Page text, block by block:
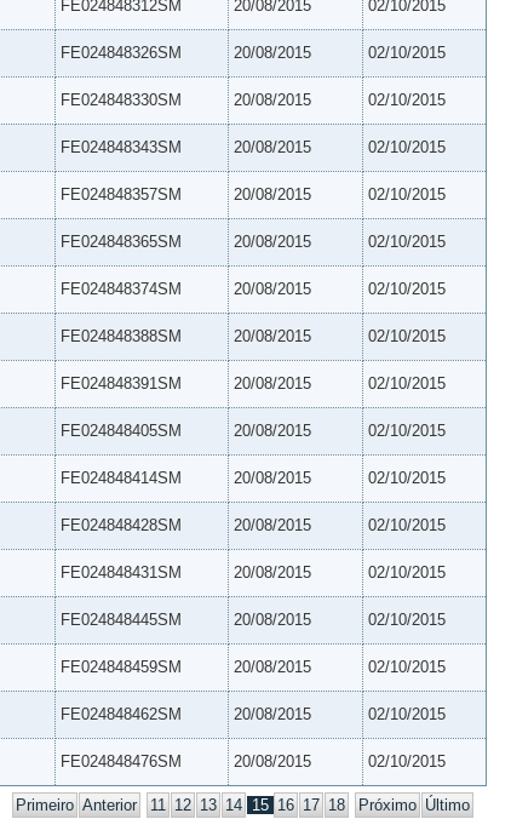
FE024848312SM 20/08/2015 02/10/2015
FE024848326SM 20/08/2015 02/10/2015
FE024848330SM 20/08/2015 02/10/2015
FE024848343SM 20/08/2015 02/10/2015
FE024848357SM 20/08/2015 02/10/2015
FE024848365SM 20/08/2015 02/10/2015
FE024848374SM 20/08/2015 02/10/2015
FE024848388SM 20/08/2015 02/10/2015
FE024848391SM 20/08/2015 02/10/2015
FE024848405SM 20/08/2015 02/10/2015
FE024848414SM 20/08/2015 02/10/2015
FE024848428SM 20/08/2015 02/10/2015
FE024848431SM 20/08/2015 02/10/2015
FE024848445SM 20/08/2015 02/10/2015
FE024848459SM 20/08/2015 02/10/2015
FE024848462SM 20/08/2015 02/10/2015
FE024848476SM 20/08/2015 02/10/2015
Primeiro Anterior 11 12 13 14 15 16 17 18 Próximo Último